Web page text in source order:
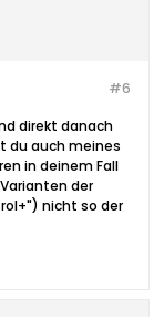
#6
direkt danach
du auch meines
in deinem Fall
der
nicht so der